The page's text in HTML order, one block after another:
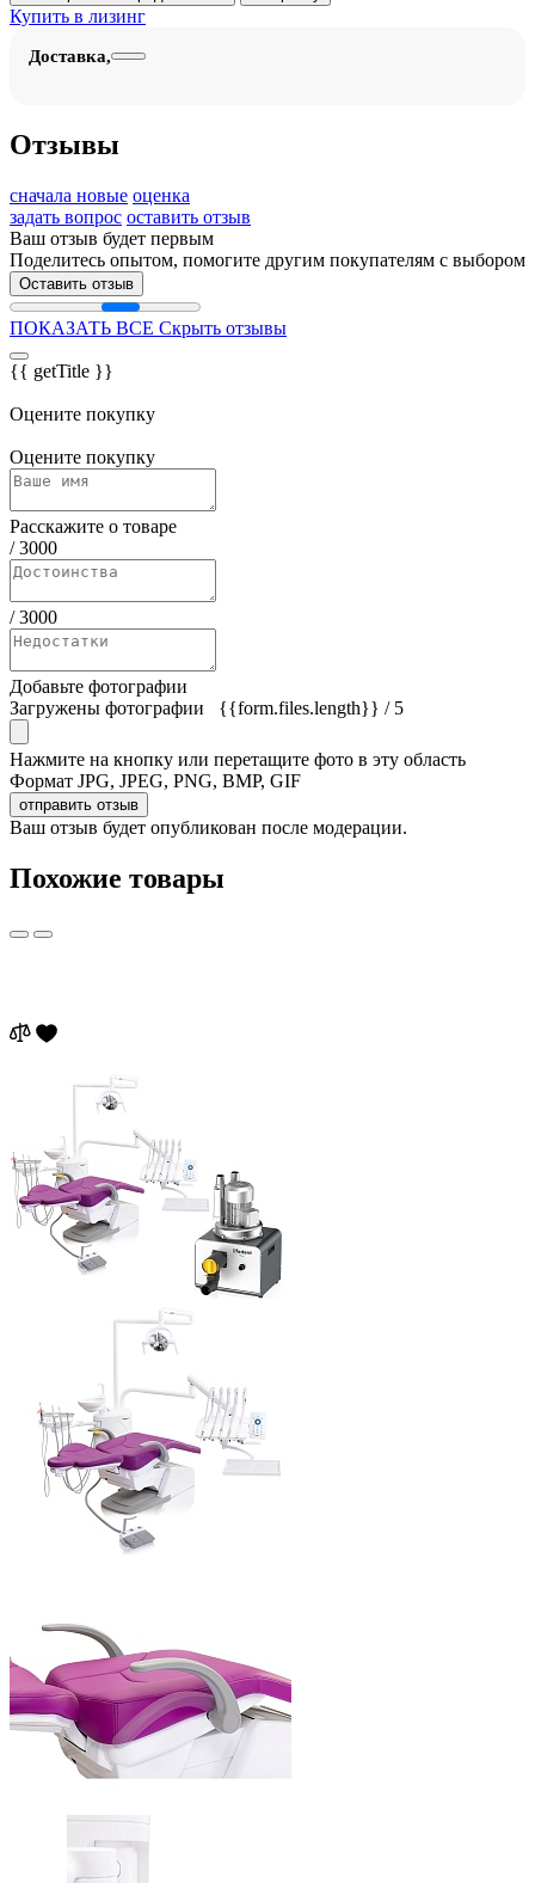
Купить в лизинг
Доставка,
Отзывы
сначала новые оценка
задать вопрос оставить отзыв
Ваш отзыв будет первым
Поделитесь опытом, помогите другим покупателям с выбором
Оставить отзыв
ПОКАЗАТЬ ВСЕ Скрыть отзывы
{{ getTitle }}
Оцените покупку
Оцените покупку
Расскажите о товаре
/3000
/3000
Добавьте фотографии
Загружены фотографии
{{form.files.length}} / 5
Нажмите на кнопку или перетащите фото в эту область
Формат JPG, JPEG, PNG, BMP, GIF
отправить отзыв
Ваш отзыв будет опубликован после модерации.
Похожие товары